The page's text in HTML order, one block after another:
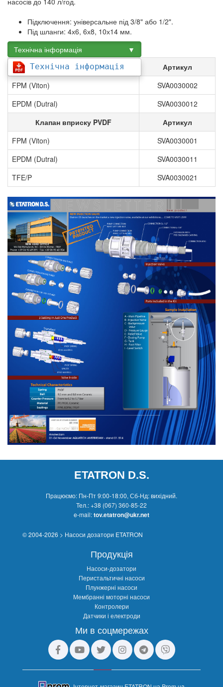
Підключення: універсальне під 3/8" або 1/2".
Під шланги: 4х6, 6х8, 10х14 мм.
Технічна інформація ▼
Технічна інформація
Клапан вприску PP
Артикул
FPM (Viton)
SVA0030002
EPDM (Dutral)
SVA0030012
Клапан вприску PVDF
Артикул
FPM (Viton)
SVA0030001
EPDM (Dutral)
SVA0030011
TFE/P
SVA0030021
ETATRON D.S.
Працюємо: Пн-Пт 9:00-18:00, Сб-Нд: вихідний.
Тел.:+38 (067) 360-85-22
e-mail:tov.etatron@ukr.net
© 2004-2026 > Насоси дозатори ETATRON
Продукція
Насоси-дозатори
Перистальтичні насоси
Плунжерні насоси
Мембранні моторні насоси
Контролери
Датчики і електроди
Ми в соцмережах